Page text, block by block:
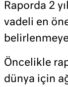
Raporda 2
vadeli en
belirlenmeye
Öncelikle
dünya için